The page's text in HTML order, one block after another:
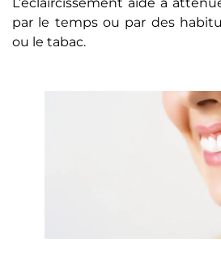
par le temps ou par des
ou le tabac.